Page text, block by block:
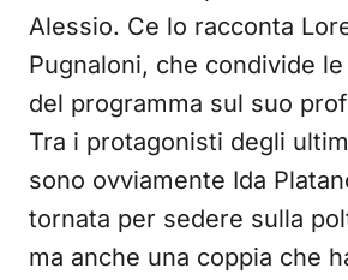
Alessio. Ce lo racconta
Pugnaloni, che condivide
del programma sul suo
Tra i protagonisti degli
sono ovviamente Ida
tornata per sedere sulla
ma anche una coppia che